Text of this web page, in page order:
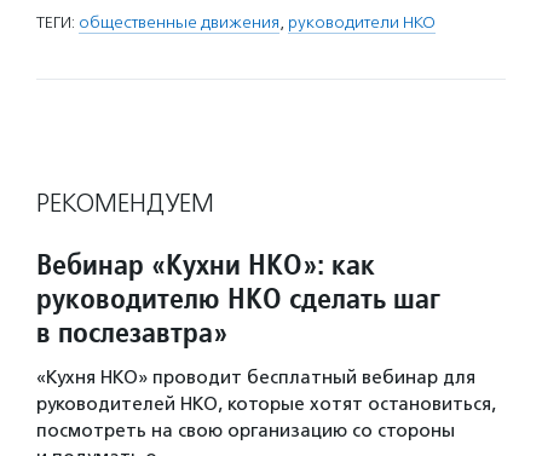
ТЕГИ: общественные движения, руководители НКО
РЕКОМЕНДУЕМ
Вебинар «Кухни НКО»: как
руководителю НКО сделать шаг
в послезавтра»
«Кухня НКО» проводит бесплатный вебинар для
руководителей НКО, которые хотят остановиться,
посмотреть на свою организацию со стороны